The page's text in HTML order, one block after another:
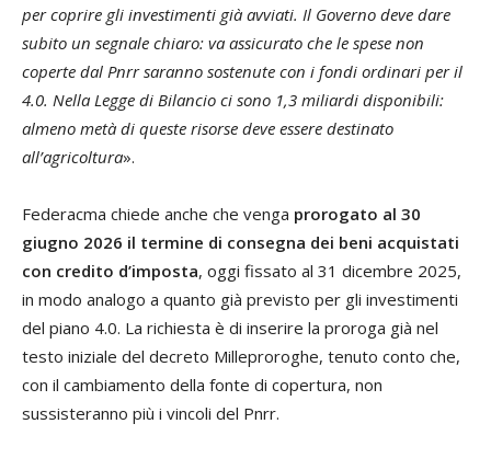
per coprire gli investimenti già avviati. Il Governo deve dare
subito un segnale chiaro: va assicurato che le spese non
coperte dal Pnrr saranno sostenute con i fondi ordinari per il
4.0. Nella Legge di Bilancio ci sono 1,3 miliardi disponibili:
almeno metà di queste risorse deve essere destinato
all’agricoltura».
Federacma chiede anche che venga prorogato al 30
giugno 2026 il termine di consegna dei beni acquistati
con credito d’imposta, oggi fissato al 31 dicembre 2025,
in modo analogo a quanto già previsto per gli investimenti
del piano 4.0. La richiesta è di inserire la proroga già nel
testo iniziale del decreto Milleproroghe, tenuto conto che,
con il cambiamento della fonte di copertura, non
sussisteranno più i vincoli del Pnrr.